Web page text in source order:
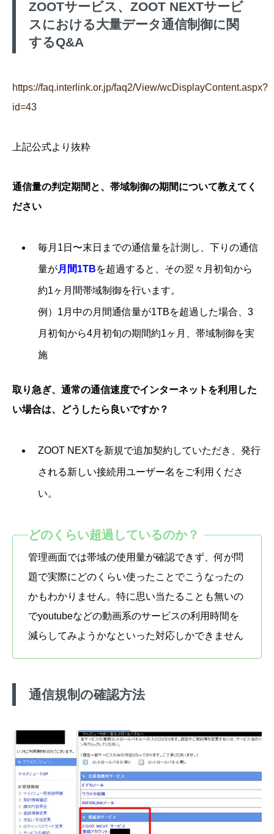
ZOOTサービス、ZOOT NEXTサービ
スにおける大量データ通信制御に関
するQ&A
https://faq.interlink.or.jp/faq2/View/wcDisplayContent.aspx?
id=43
上記公式より抜粋
通信量の判定期間と、帯域制御の期間について教えてく
ださい
毎月1日〜末日までの通信量を計測し、下りの通信
量が月間1TBを超過すると、その翌々月初旬から
約1ヶ月間帯域制御を行います。
例）1月中の月間通信量が1TBを超過した場合、3
月初旬から4月初旬の期間約1ヶ月、帯域制御を実
施
取り急ぎ、通常の通信速度でインターネットを利用した
い場合は、どうしたら良いですか？
ZOOT NEXTを新規で追加契約していただき、発行
される新しい接続用ユーザー名をご利用くださ
い。
管理画面では帯域の使用量が確認できず、何が問
題で実際にどのくらい使ったことでこうなったの
かもわかりません。特に思い当たることも無いの
でyoutubeなどの動画系のサービスの利用時間を
減らしてみようかなといった対応しかできません
通信規制の確認方法